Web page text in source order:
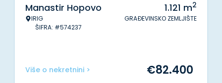
Manastir Hopovo
IRIG
ŠIFRA: #574237
1.121 m2
GRAĐEVINSKO ZEMLJIŠTE
Više o nekretnini > €82.400